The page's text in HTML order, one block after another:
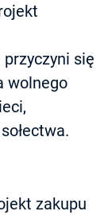
się
wolnego
zakupu